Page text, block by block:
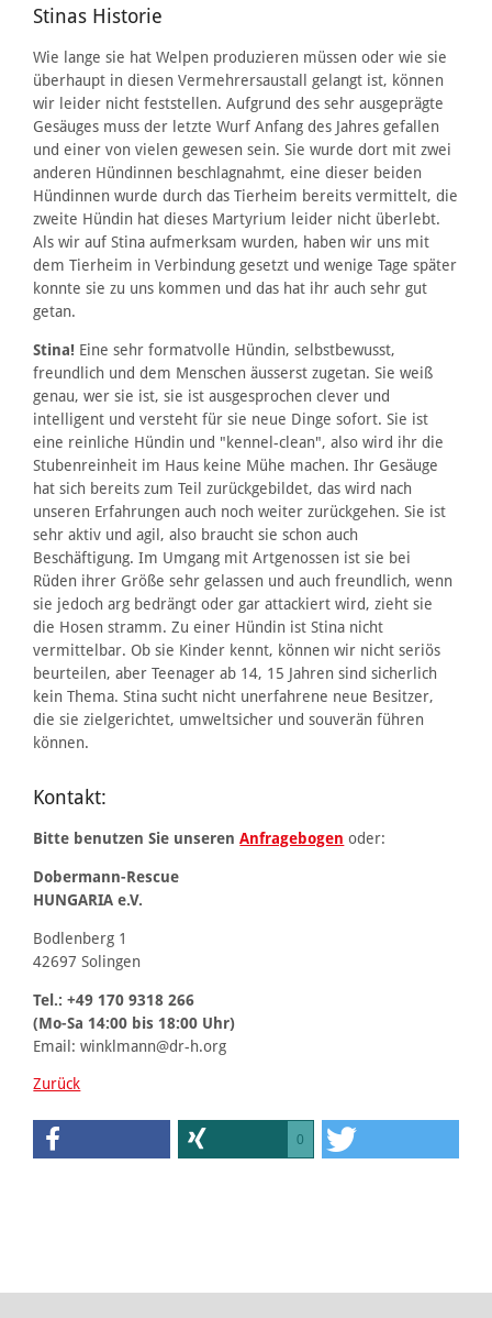
Stinas Historie
Wie lange sie hat Welpen produzieren müssen oder wie sie
überhaupt in diesen Vermehrersaustall gelangt ist, können
wir leider nicht feststellen. Aufgrund des sehr ausgeprägte
Gesäuges muss der letzte Wurf Anfang des Jahres gefallen
und einer von vielen gewesen sein. Sie wurde dort mit zwei
anderen Hündinnen beschlagnahmt, eine dieser beiden
Hündinnen wurde durch das Tierheim bereits vermittelt, die
zweite Hündin hat dieses Martyrium leider nicht überlebt.
Als wir auf Stina aufmerksam wurden, haben wir uns mit
dem Tierheim in Verbindung gesetzt und wenige Tage später
konnte sie zu uns kommen und das hat ihr auch sehr gut
getan.
Stina! Eine sehr formatvolle Hündin, selbstbewusst,
freundlich und dem Menschen äusserst zugetan. Sie weiß
genau, wer sie ist, sie ist ausgesprochen clever und
intelligent und versteht für sie neue Dinge sofort. Sie ist
eine reinliche Hündin und "kennel-clean", also wird ihr die
Stubenreinheit im Haus keine Mühe machen. Ihr Gesäuge
hat sich bereits zum Teil zurückgebildet, das wird nach
unseren Erfahrungen auch noch weiter zurückgehen. Sie ist
sehr aktiv und agil, also braucht sie schon auch
Beschäftigung. Im Umgang mit Artgenossen ist sie bei
Rüden ihrer Größe sehr gelassen und auch freundlich, wenn
sie jedoch arg bedrängt oder gar attackiert wird, zieht sie
die Hosen stramm. Zu einer Hündin ist Stina nicht
vermittelbar. Ob sie Kinder kennt, können wir nicht seriös
beurteilen, aber Teenager ab 14, 15 Jahren sind sicherlich
kein Thema. Stina sucht nicht unerfahrene neue Besitzer,
die sie zielgerichtet, umweltsicher und souverän führen
können.
Kontakt:
Bitte benutzen Sie unserenAnfragebogen oder:
Dobermann-Rescue
HUNGARIA e.V.
Bodlenberg 1
42697 Solingen
Tel.: +49 170 9318 266
(Mo-Sa 14:00 bis 18:00 Uhr)
Email: winklmann@dr-h.org
Zurück
0